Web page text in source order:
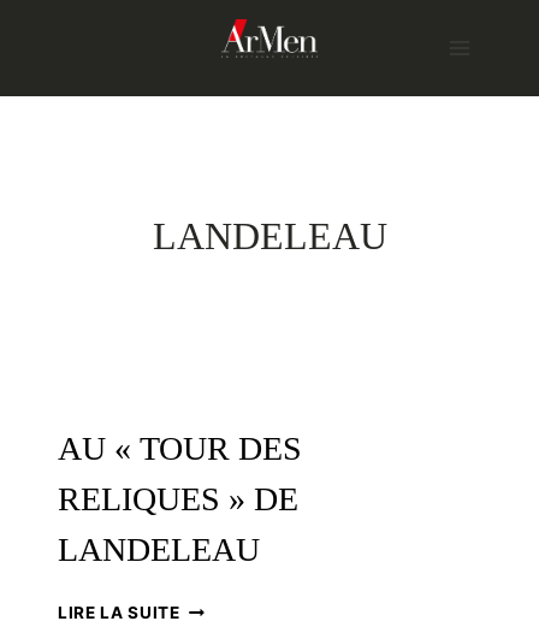
LANDELEAU
AU « TOUR DES
RELIQUES » DE
LANDELEAU
LIRE LA SUITEAU